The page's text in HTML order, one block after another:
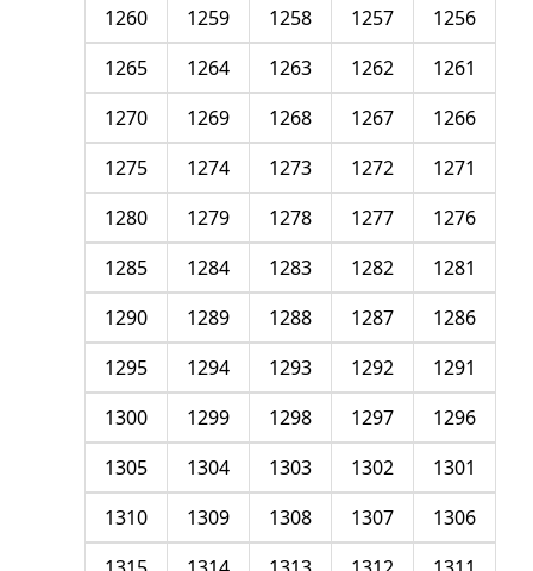
1256
1257
1258
1259
1260
1261
1262
1263
1264
1265
1266
1267
1268
1269
1270
1271
1272
1273
1274
1275
1276
1277
1278
1279
1280
1281
1282
1283
1284
1285
1286
1287
1288
1289
1290
1291
1292
1293
1294
1295
1296
1297
1298
1299
1300
1301
1302
1303
1304
1305
1306
1307
1308
1309
1310